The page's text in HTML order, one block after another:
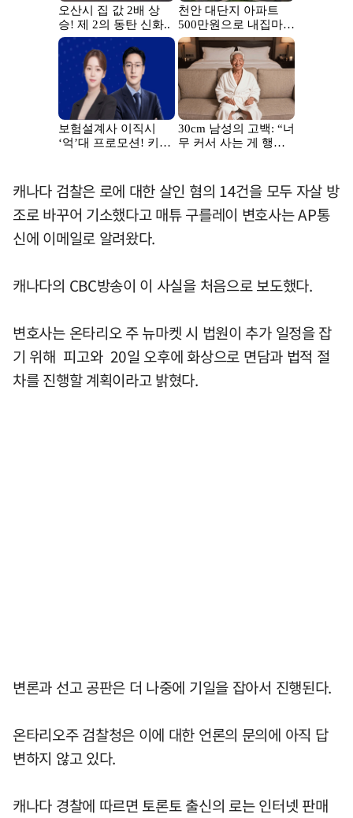
캐나다 검찰은 로에 대한 살인 혐의 14건을 모두 자살 방
조로 바꾸어 기소했다고 매튜 구를레이 변호사는 AP통
신에 이메일로 알려왔다.
캐나다의 CBC방송이 이 사실을 처음으로 보도했다.
변호사는 온타리오 주 뉴마켓 시 법원이 추가 일정을 잡
기 위해 피고와 20일 오후에 화상으로 면담과 법적 절
차를 진행할 계획이라고 밝혔다.
변론과 선고 공판은 더 나중에 기일을 잡아서 진행된다.
온타리오주 검찰청은 이에 대한 언론의 문의에 아직 답
변하지 않고 있다.
캐나다 경찰에 따르면 토론토 출신의 로는 인터넷 판매